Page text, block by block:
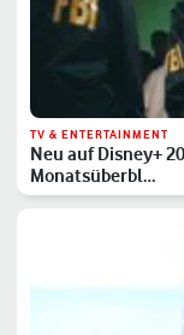
TV & ENTERTAINMENT
Neu auf Disney+
Monatsüberbl…